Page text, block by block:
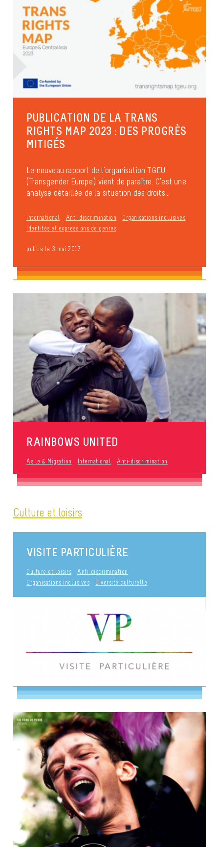
PUBLICATION DE LA TRANS
RIGHTS MAP 2023 : DES PROGRÈS
MITIGÉS
Le nouveau rapport de l’organisation TGEU
(Transgender Europe) vient de paraître. C’est une
analyse détaillée de la situation des droits...
International Anti-discrimination
Organisations inclusives
Identités et expressions de genres
publié le 3 mai 2017
RAINBOWS UNITED
Asile & Migration International Anti-discrimination
Culture et loisirs
VISITE PARTICULIÈRE
Culture et loisirs
Anti-discrimination
Organisations inclusives
Diversité culturelle